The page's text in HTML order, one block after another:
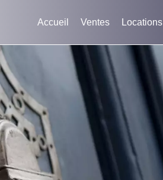
Accueil Ventes Locations